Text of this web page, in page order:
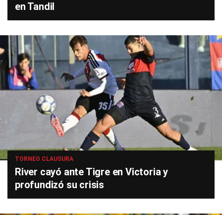
en Tandil
TORNEO CLAUSURA
River cayó ante Tigre en Victoria y
profundizó su crisis